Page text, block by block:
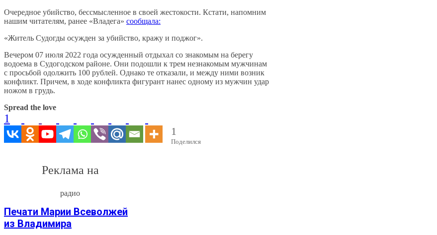
Очередное убийство, бессмысленное в своей жестокости. Кстати, напомним
нашим читателям, ранее «Владега» сообщала:
«Житель Судогды осужден за убийство, кражу и поджог».
Вечером 07 июля 2022 года осужденный отдыхал со знакомым на берегу
водоема в Судогодском районе. Они подошли к трем незнакомым мужчинам
с просьбой одолжить 100 рублей. Однако те отказали, и между ними возник
конфликт. Причем, в ходе конфликта фигурант нанес одному из мужчин удар
ножом в грудь.
Spread the love
1
1
Поделился
Реклама на
радио
Печати Марии Всеволжей
из Владимира